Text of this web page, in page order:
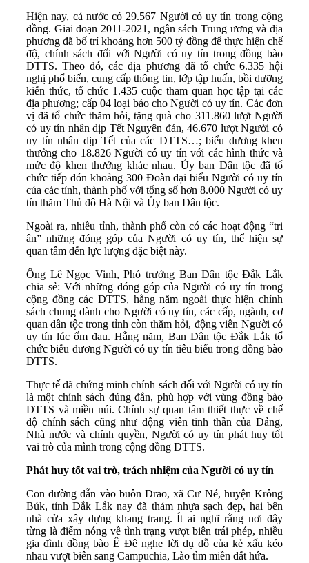
Hiện nay, cả nước có 29.567 Người có uy tín trong cộng
đồng. Giai đoạn 2011-2021, ngân sách Trung ương và địa
phương đã bố trí khoảng hơn 500 tỷ đồng để thực hiện chế
độ, chính sách đối với Người có uy tín trong đồng bào
DTTS. Theo đó, các địa phương đã tổ chức 6.335 hội
nghị phổ biến, cung cấp thông tin, lớp tập huấn, bồi dưỡng
kiến thức, tổ chức 1.435 cuộc tham quan học tập tại các
địa phương; cấp 04 loại báo cho Người có uy tín. Các đơn
vị đã tổ chức thăm hỏi, tặng quà cho 311.860 lượt Người
có uy tín nhân dịp Tết Nguyên đán, 46.670 lượt Người có
uy tín nhân dịp Tết của các DTTS…; biểu dương khen
thưởng cho 18.826 Người có uy tín với các hình thức và
mức độ khen thưởng khác nhau. Ủy ban Dân tộc đã tổ
chức tiếp đón khoảng 300 Đoàn đại biểu Người có uy tín
của các tỉnh, thành phố với tổng số hơn 8.000 Người có uy
tín thăm Thủ đô Hà Nội và Ủy ban Dân tộc.
Ngoài ra, nhiều tỉnh, thành phố còn có các hoạt động “tri
ân” những đóng góp của Người có uy tín, thể hiện sự
quan tâm đến lực lượng đặc biệt này.
Ông Lê Ngọc Vinh, Phó trưởng Ban Dân tộc Đắk Lắk
chia sẻ: Với những đóng góp của Người có uy tín trong
cộng đồng các DTTS, hằng năm ngoài thực hiện chính
sách chung dành cho Người có uy tín, các cấp, ngành, cơ
quan dân tộc trong tỉnh còn thăm hỏi, động viên Người có
uy tín lúc ốm đau. Hằng năm, Ban Dân tộc Đắk Lắk tổ
chức biểu dương Người có uy tín tiêu biểu trong đồng bào
DTTS.
Thực tế đã chứng minh chính sách đối với Người có uy tín
là một chính sách đúng đắn, phù hợp với vùng đồng bào
DTTS và miền núi. Chính sự quan tâm thiết thực về chế
độ chính sách cũng như động viên tinh thần của Đảng,
Nhà nước và chính quyền, Người có uy tín phát huy tốt
vai trò của mình trong cộng đồng DTTS.
Phát huy tốt vai trò, trách nhiệm của Người có uy tín
Con đường dẫn vào buôn Drao, xã Cư Né, huyện Krông
Búk, tỉnh Đắk Lắk nay đã thảm nhựa sạch đẹp, hai bên
nhà cửa xây dựng khang trang. Ít ai nghĩ rằng nơi đây
từng là điểm nóng về tình trạng vượt biên trái phép, nhiều
gia đình đồng bào Ê Đê nghe lời dụ dỗ của kẻ xấu kéo
nhau vượt biên sang Campuchia, Lào tìm miền đất hứa.